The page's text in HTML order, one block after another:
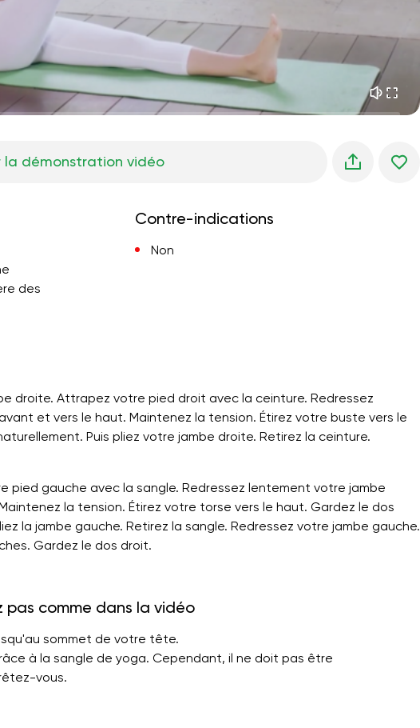
brise de mer
la voix du vent
forêt de printemps 02:00
la démonstration vidéo
des
Contre-indications
Non
droite. Attrapez votre pied droit avec la ceinture. Redressez
et vers le haut. Maintenez la tension. Étirez votre buste vers le
Puis pliez votre jambe droite. Retirez la ceinture.
pied gauche avec la sangle. Redressez lentement votre jambe
la tension. Étirez votre torse vers le haut. Gardez le dos
la jambe gauche. Retirez la sangle. Redressez votre jambe gauche.
Gardez le dos droit.
pas comme dans la vidéo
sommet de votre tête.
à la sangle de yoga. Cependant, il ne doit pas être
vous.